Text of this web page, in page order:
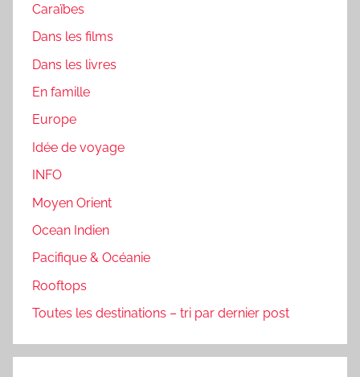
Caraïbes
Dans les films
Dans les livres
En famille
Europe
Idée de voyage
INFO
Moyen Orient
Ocean Indien
Pacifique & Océanie
Rooftops
Toutes les destinations – tri par dernier post